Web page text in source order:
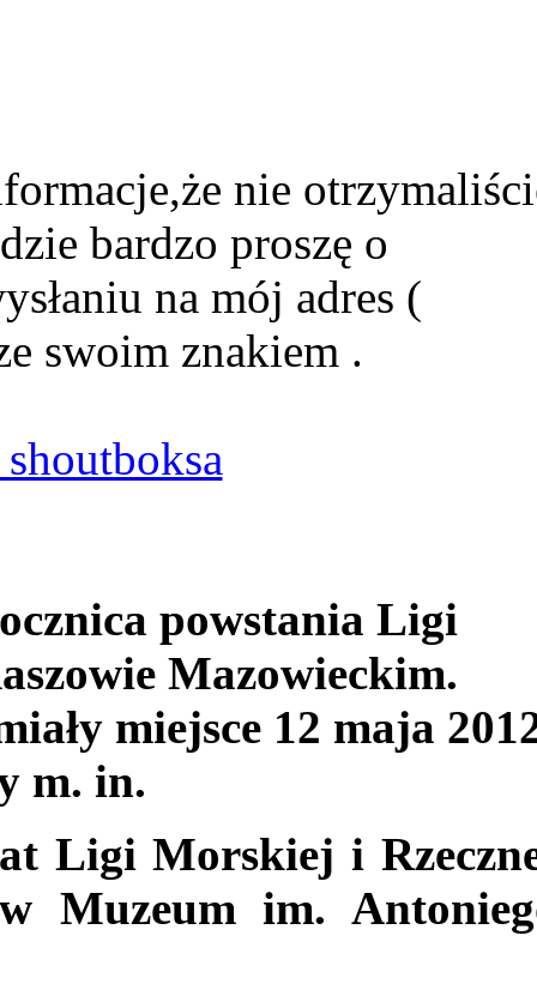
nie
bardzo proszę o
na mój adres (
swoim znakiem .
powstania Ligi
Mazowieckim.
miejsce 12 maja
m. in.
Ligi Morskiej i
Muzeum im.